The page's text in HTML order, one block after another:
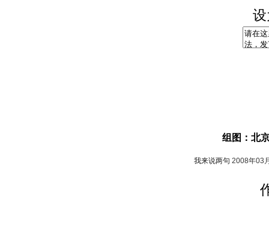
组图：北
我来说两句 2008年03